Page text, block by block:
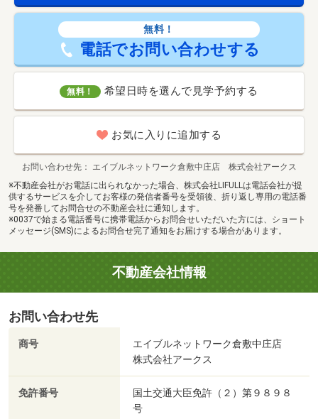
無料！
電話でお問い合わせする
無料！ 希望日時を選んで見学予約する
お気に入りに追加する
お問い合わせ先
エイブルネットワーク倉敷中庄店 株式会社アークス
※不動産会社がお電話に出られなかった場合、株式会社LIFULLは電話会社が提
供するサービスを介してお客様の発信者番号を受領後、折り返し専用の電話番
号を発番してお問合せの不動産会社に通知します。
※0037で始まる電話番号に携帯電話からお問合せいただいた方には、ショート
メッセージ(SMS)によるお問合せ完了通知をお届けする場合があります。
不動産会社情報
お問い合わせ先
商号
エイブルネットワーク倉敷中庄店
株式会社アークス
免許番号
国土交通大臣免許（２）第９８９８
号